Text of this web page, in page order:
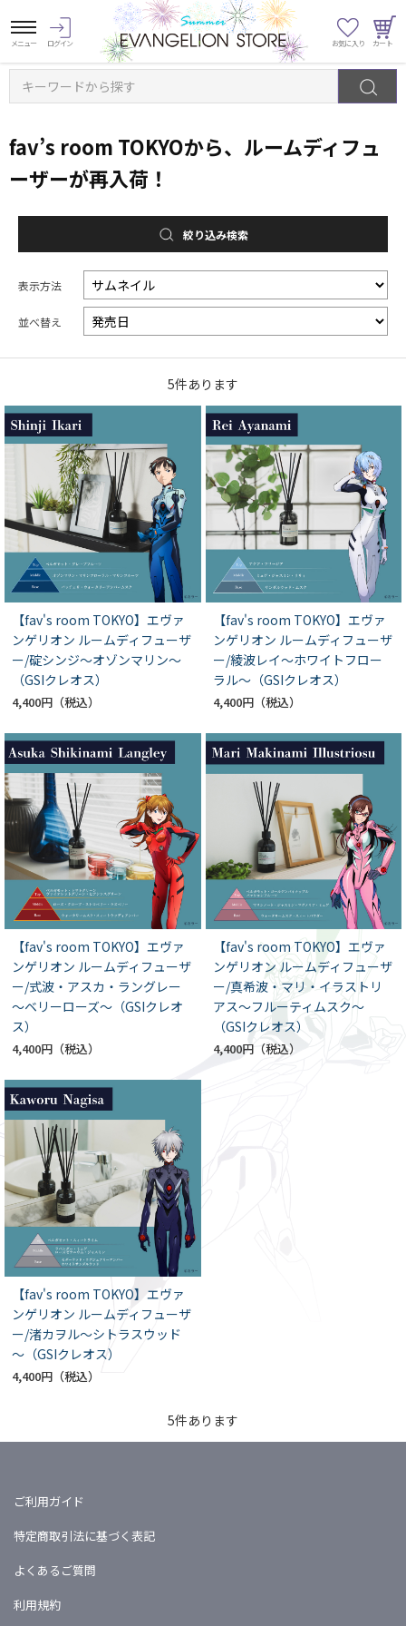
キーワードから探す
fav’s room TOKYOから、ルームディフュ
ーザーが再入荷！
絞り込み検索
表示方法
並べ替え
5件あります
【fav's room TOKYO】エヴァ
ンゲリオン ルームディフューザ
ー/碇シンジ～オゾンマリン～
（GSIクレオス）
4,400円
【fav's room TOKYO】エヴァ
ンゲリオン ルームディフューザ
ー/綾波レイ～ホワイトフロー
ラル～（GSIクレオス）
4,400円
【fav's room TOKYO】エヴァ
ンゲリオン ルームディフューザ
ー/式波・アスカ・ラングレー
～ベリーローズ～（GSIクレオ
ス）
4,400円
【fav's room TOKYO】エヴァ
ンゲリオン ルームディフューザ
ー/真希波・マリ・イラストリ
アス～フルーティムスク～
（GSIクレオス）
4,400円
【fav's room TOKYO】エヴァ
ンゲリオン ルームディフューザ
ー/渚カヲル～シトラスウッド
～（GSIクレオス）
4,400円
5件あります
ご利用ガイド
特定商取引法に基づく表記
よくあるご質問
利用規約